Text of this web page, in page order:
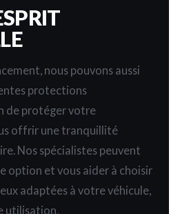
nous pouvons aussi
protections
de protéger votre
offrir une tranquillité
Nos spécialistes peuvent
option et vous aider à choisir
adaptées à votre véhicule,
utilisation.